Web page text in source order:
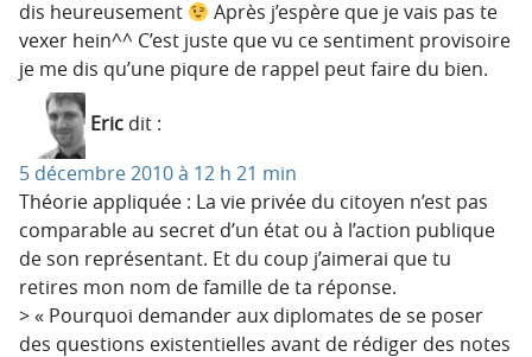
dis heureusement
Après j’espère que je vais pas te
vexer hein^^ C’est juste que vu ce sentiment provisoire
je me dis qu’une piqure de rappel peut faire du bien.
Eric dit :
5 décembre 2010 à 12 h 21 min
Théorie appliquée : La vie privée du citoyen n’est pas
comparable au secret d’un état ou à l’action publique
de son représentant. Et du coup j’aimerai que tu
retires mon nom de famille de ta réponse.
> « Pourquoi demander aux diplomates de se poser
des questions existentielles avant de rédiger des notes